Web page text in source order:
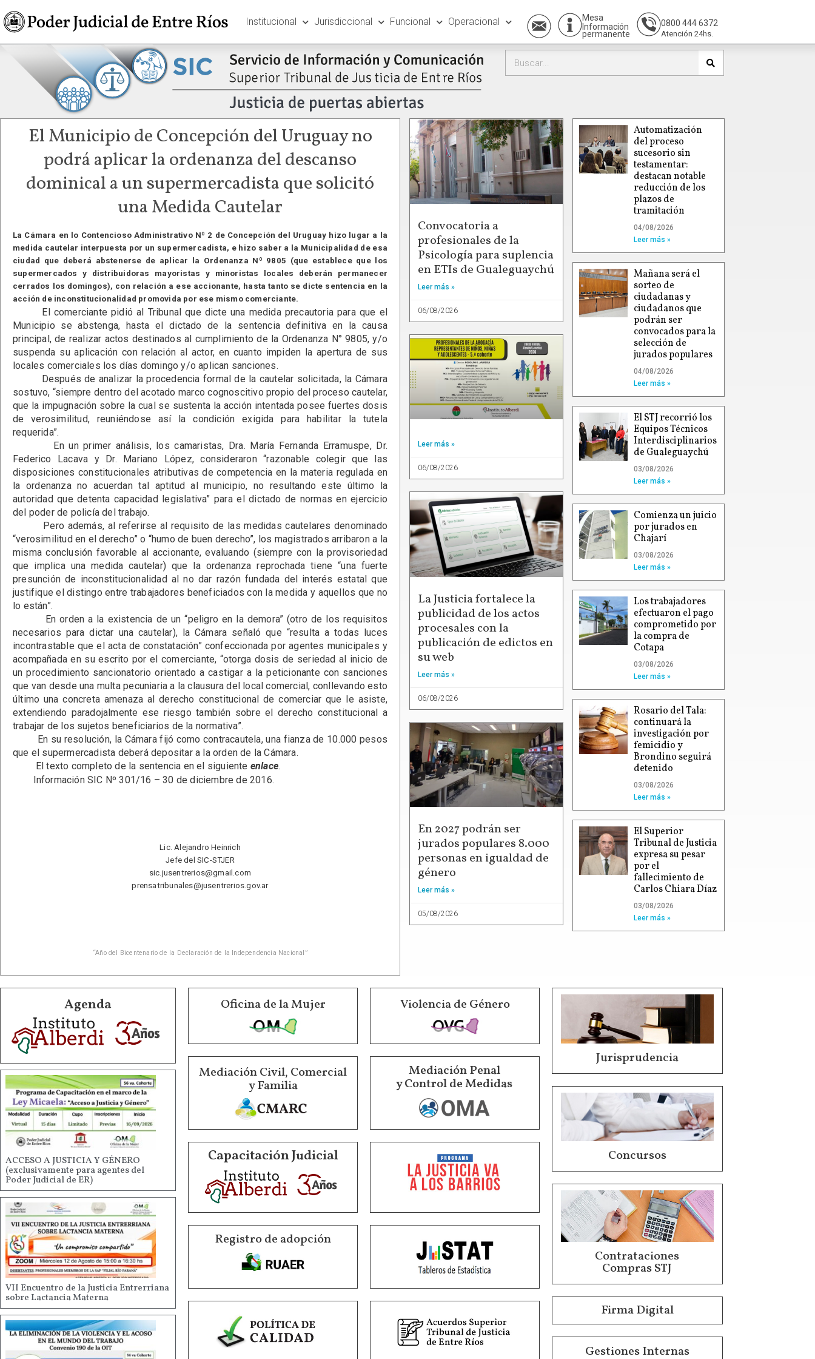
Institucional Jurisdiccional Funcional Operacional
Mesa
Información
permanente
0800 444 6372
Atención 24hs.
El Municipio de Concepción del Uruguay no
podrá aplicar la ordenanza del descanso
dominical a un supermercadista que solicitó
una Medida Cautelar
La Cámara en lo Contencioso Administrativo Nº 2 de Concepción del Uruguay hizo lugar a la
medida cautelar interpuesta por un supermercadista, e hizo saber a la Municipalidad de esa
ciudad que deberá abstenerse de aplicar la Ordenanza Nº 9805 (que establece que los
supermercados y distribuidoras mayoristas y minoristas locales deberán permanecer
cerrados los domingos), con relación a ese accionante, hasta tanto se dicte sentencia en la
acción de inconstitucionalidad promovida por ese mismo comerciante.
El comerciante pidió al Tribunal que dicte una medida precautoria para que el
Municipio se abstenga, hasta el dictado de la sentencia definitiva en la causa
principal, de realizar actos destinados al cumplimiento de la Ordenanza N° 9805, y/o
suspenda su aplicación con relación al actor, en cuanto impiden la apertura de sus
locales comerciales los días domingo y/o aplican sanciones.
Después de analizar la procedencia formal de la cautelar solicitada, la Cámara
sostuvo, “siempre dentro del acotado marco cognoscitivo propio del proceso cautelar,
que la impugnación sobre la cual se sustenta la acción intentada posee fuertes dosis
de verosimilitud, reuniéndose así la condición exigida para habilitar la tutela
requerida”.
En un primer análisis, los camaristas, Dra. María Fernanda Erramuspe, Dr.
Federico Lacava y Dr. Mariano López, consideraron “razonable colegir que las
disposiciones constitucionales atributivas de competencia en la materia regulada en
la ordenanza no acuerdan tal aptitud al municipio, no resultando este último la
autoridad que detenta capacidad legislativa” para el dictado de normas en ejercicio
del poder de policía del trabajo.
Pero además, al referirse al requisito de las medidas cautelares denominado
“verosimilitud en el derecho” o “humo de buen derecho”, los magistrados arribaron a la
misma conclusión favorable al accionante, evaluando (siempre con la provisoriedad
que implica una medida cautelar) que la ordenanza reprochada tiene “una fuerte
presunción de inconstitucionalidad al no dar razón fundada del interés estatal que
justifique el distingo entre trabajadores beneficiados con la medida y aquellos que no
lo están”.
En orden a la existencia de un “peligro en la demora” (otro de los requisitos
necesarios para dictar una cautelar), la Cámara señaló que “resulta a todas luces
incontrastable que el acta de constatación” confeccionada por agentes municipales y
acompañada en su escrito por el comerciante, “otorga dosis de seriedad al inicio de
un procedimiento sancionatorio orientado a castigar a la peticionante con sanciones
que van desde una multa pecuniaria a la clausura del local comercial, conllevando esto
último una concreta amenaza al derecho constitucional de comerciar que le asiste,
extendiendo paradojalmente ese riesgo también sobre el derecho constitucional a
trabajar de los sujetos beneficiarios de la normativa”.
En su resolución, la Cámara fijó como contracautela, una fianza de 10.000 pesos
que el supermercadista deberá depositar a la orden de la Cámara.
El texto completo de la sentencia en el siguiente enlace.
Información SIC Nº 301/16 – 30 de diciembre de 2016.
Lic. Alejandro Heinrich
Jefe del SIC-STJER
sic.jusentrerios@gmail.com
prensatribunales@jusentrerios.gov.ar
“Año del Bicentenario de la Declaración de la Independencia Nacional”
Convocatoria a
profesionales de la
Psicología para suplencia
en ETIs de Gualeguaychú
Leer más »
06/08/2026
Leer más »
06/08/2026
La Justicia fortalece la
publicidad de los actos
procesales con la
publicación de edictos en
su web
Leer más »
06/08/2026
En 2027 podrán ser
jurados populares 8.000
personas en igualdad de
género
Leer más »
05/08/2026
Automatización
del proceso
sucesorio sin
testamentar:
destacan notable
reducción de los
plazos de
tramitación
04/08/2026
Leer más »
Mañana será el
sorteo de
ciudadanas y
ciudadanos que
podrán ser
convocados para la
selección de
jurados populares
04/08/2026
Leer más »
El STJ recorrió los
Equipos Técnicos
Interdisciplinarios
de Gualeguaychú
03/08/2026
Leer más »
Comienza un juicio
por jurados en
Chajarí
03/08/2026
Leer más »
Los trabajadores
efectuaron el pago
comprometido por
la compra de
Cotapa
03/08/2026
Leer más »
Rosario del Tala:
continuará la
investigación por
femicidio y
Brondino seguirá
detenido
03/08/2026
Leer más »
El Superior
Tribunal de Justicia
expresa su pesar
por el
fallecimiento de
Carlos Chiara Díaz
03/08/2026
Leer más »
Agenda
ACCESO A JUSTICIA Y GÉNERO
(exclusivamente para agentes del
Poder Judicial de ER)
VII Encuentro de la Justicia Entrerriana
sobre Lactancia Materna
Oficina de la Mujer Violencia de Género
Mediación Civil, Comercial
y Familia
Mediación Penal
y Control de Medidas
Capacitación Judicial
Registro de adopción
Jurisprudencia
Concursos
Contrataciones
Compras STJ
Firma Digital
Gestiones Internas